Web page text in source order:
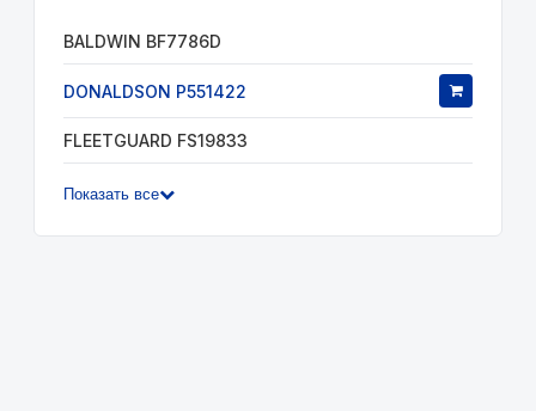
BALDWIN BF7786D
DONALDSON P551422
FLEETGUARD FS19833
Показать все